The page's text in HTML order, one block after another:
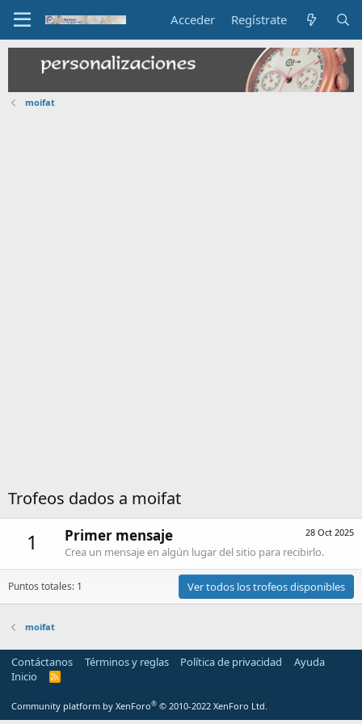
Acceder Regístrate
moifat
Trofeos dados a moifat
1 28 Oct 2025
Primer mensaje
Crea un mensaje en algún lugar del sitio para recibirlo.
Puntos totales: 1 Ver todos los trofeos disponibles
moifat
Contáctanos Términos y reglas Política de privacidad
Ayuda
Inicio
R
Community platform by XenForo® © 2010-2022 XenForo Ltd.